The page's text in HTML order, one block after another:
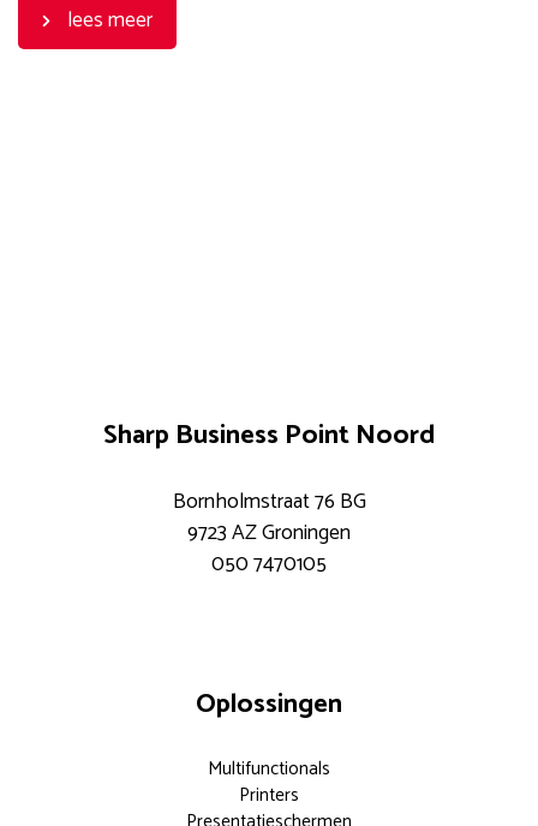
lees meer
Sharp Business Point Noord
Bornholmstraat 76 BG
9723 AZ Groningen
050 7470105
Oplossingen
Multifunctionals
Printers